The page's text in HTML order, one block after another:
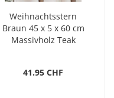
Weihnachtsstern
Braun 45 x 5 x 60 cm
Massivholz Teak
41.95 CHF